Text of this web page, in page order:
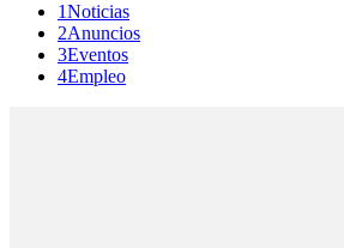
1Noticias
2Anuncios
3Eventos
4Empleo